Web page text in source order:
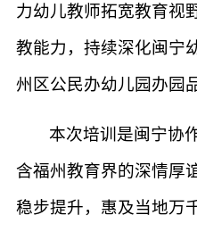
力幼儿教师拓宽教育视
教能力，持续深化闽宁
州区公民办幼儿园办园
本次培训是闽宁协
含福州教育界的深情厚
稳步提升，惠及当地万